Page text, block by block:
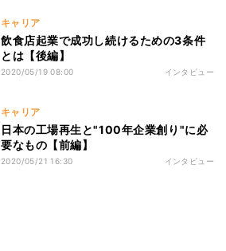
キャリア
飲食店起業で成功し続けるための3条件
とは【後編】
2020/05/19 08:00 インタビュー
キャリア
日本の工場再生と"100年企業創り"に必
要なもの【前編】
2020/05/21 16:30 インタビュー